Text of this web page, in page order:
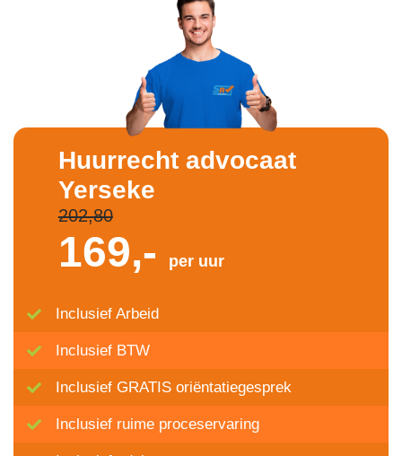
Huurrecht advocaat
Yerseke
202,80
169,- per uur
Inclusief Arbeid
Inclusief BTW
Inclusief GRATIS oriëntatiegesprek
Inclusief ruime proceservaring